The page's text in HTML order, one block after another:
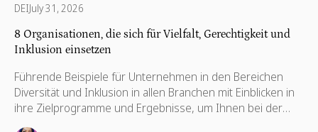
DEIJuly 31, 2026
8 Organisationen, die sich für Vielfalt, Gerechtigkeit und
Inklusion einsetzen
Führende Beispiele für Unternehmen in den Bereichen
Diversität und Inklusion in allen Branchen mit Einblicken in
ihre Zielprogramme und Ergebnisse, um Ihnen bei der
Planung Ihrer eigenen DE&I-Programme zu helfen.